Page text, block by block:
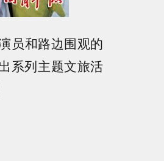
员和路边围观的
系列主题文旅活